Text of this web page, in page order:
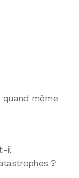
quand même
il
?